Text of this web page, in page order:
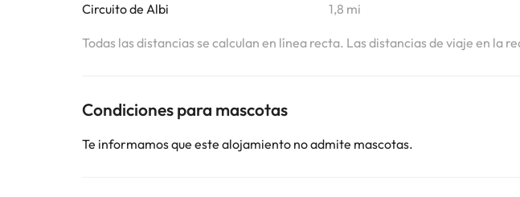
Circuito de Albi 1,8 mi
Todas las distancias se calculan en línea recta. Las distancias de viaje en la
Condiciones para mascotas
Te informamos que este alojamiento no admite mascotas.